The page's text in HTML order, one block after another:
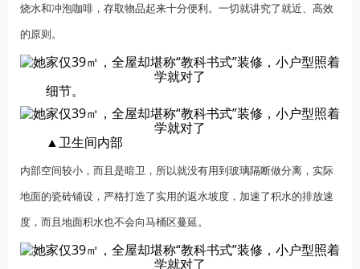
烧水和冲泡咖啡，存取物品起来十分便利。一切就讲究了就近、高效
的原则。
细节。
▲卫生间内部
内部空间较小，而且是暗卫，所以就没有用到玻璃隔断做分离，实际
地面的瓷砖铺设，严格打造了实用的返水坡度，加速了积水的排放速
度，而且地面积水也不会向马桶区蔓延。